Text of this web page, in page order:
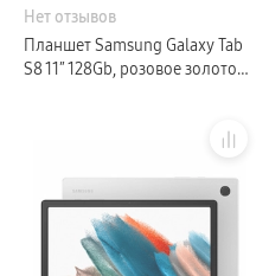
Нет отзывов
Планшет Samsung Galaxy Tab
S8 11″ 128Gb, розовое золото